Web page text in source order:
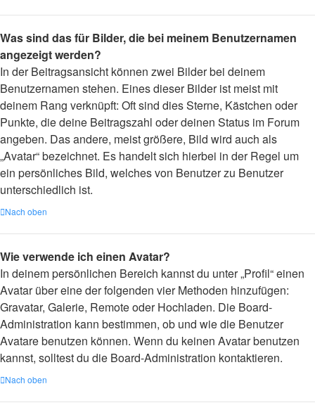
Was sind das für Bilder, die bei meinem Benutzernamen
angezeigt werden?
In der Beitragsansicht können zwei Bilder bei deinem
Benutzernamen stehen. Eines dieser Bilder ist meist mit
deinem Rang verknüpft: Oft sind dies Sterne, Kästchen oder
Punkte, die deine Beitragszahl oder deinen Status im Forum
angeben. Das andere, meist größere, Bild wird auch als
„Avatar“ bezeichnet. Es handelt sich hierbei in der Regel um
ein persönliches Bild, welches von Benutzer zu Benutzer
unterschiedlich ist.
Nach oben
Wie verwende ich einen Avatar?
In deinem persönlichen Bereich kannst du unter „Profil“ einen
Avatar über eine der folgenden vier Methoden hinzufügen:
Gravatar, Galerie, Remote oder Hochladen. Die Board-
Administration kann bestimmen, ob und wie die Benutzer
Avatare benutzen können. Wenn du keinen Avatar benutzen
kannst, solltest du die Board-Administration kontaktieren.
Nach oben